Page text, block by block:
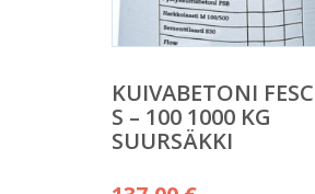
KUIVABETONI
S – 100 1000 KG
SUURSÄKKI